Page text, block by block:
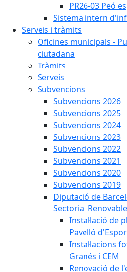
PR26-03 Peó
Sistema intern
Serveis i tràmits
Oficines municipals -
ciutadana
Tràmits
Serveis
Subvencions
Subvencions 2026
Subvencions 2025
Subvencions 2024
Subvencions 2023
Subvencions 2022
Subvencions 2021
Subvencions 2020
Subvencions 2019
Diputació de
Sectorial
Instal·lació de
Pavelló
Instal·lacions
Granés i CEM
Renovació de